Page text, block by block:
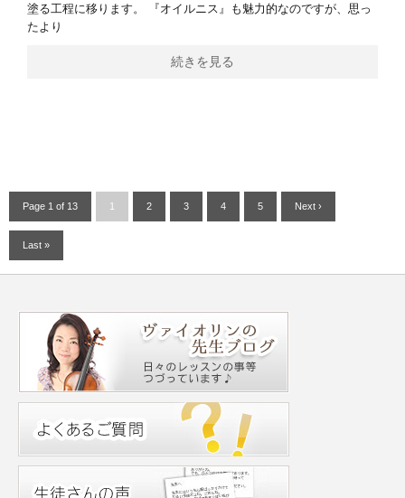
塗る工程に移ります。 『オイルニス』も魅力的なのですが、思っ
たより
続きを見る
Page 1 of 13 1 2 3 4 5 Next ›
Last »